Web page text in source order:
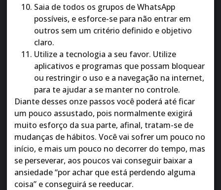
Saia de todos os grupos de WhatsApp
possíveis, e esforce-se para não entrar em
outros sem um critério definido e objetivo
claro.
Utilize a tecnologia a seu favor. Utilize
aplicativos e programas que possam bloquear
ou restringir o uso e a navegação na internet,
para te ajudar a se manter no controle.
Diante desses onze passos você poderá até ficar
um pouco assustado, pois normalmente exigirá
muito esforço da sua parte, afinal, tratam-se de
mudanças de hábitos. Você vai sofrer um pouco no
início, e mais um pouco no decorrer do tempo, mas
se perseverar, aos poucos vai conseguir baixar a
ansiedade “por achar que está perdendo alguma
coisa” e conseguirá se reeducar.